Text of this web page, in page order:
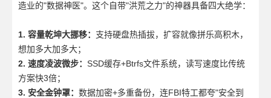
造业的"数据神医"。这个自带"洪荒之力"的神器具备四大绝学：
1. 容量乾坤大挪移： 支持硬盘热插拔，扩容就像拼乐高积木，
想加多大加多大；
2. 速度凌波微步： SSD缓存+Btrfs文件系统，读写速度比传统
方案快3倍；
3. 安全金钟罩： 数据加密+多重备份，连FBI特工都夸"安全到